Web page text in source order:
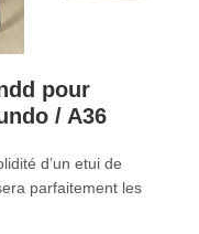
pour
/ A36
d’un etui de
parfaitement les